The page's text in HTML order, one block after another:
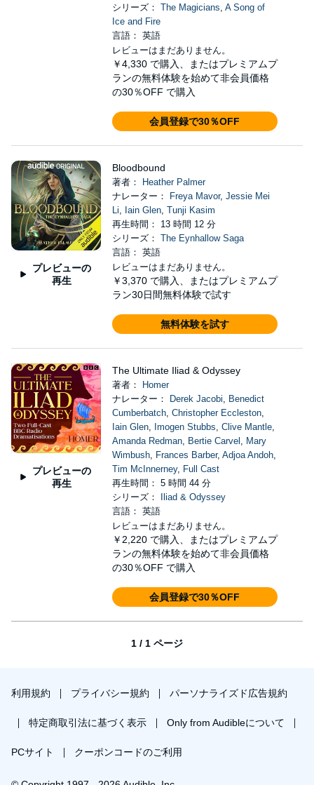
シリーズ： The Magicians, A Song of
Ice and Fire
言語： 英語
レビューはまだありません。
￥4,330 で購入、またはプレミアムプ
ランの無料体験を始めて非会員価格
の30％OFF で購入
会員登録で30％OFF
プレビューの
再生
Bloodbound
著者：
Heather Palmer
ナレーター：
Freya Mavor, Jessie Mei
Li, Iain Glen, Tunji Kasim
再生時間： 13 時間 12 分
シリーズ： The Eynhallow Saga
言語： 英語
レビューはまだありません。
￥3,370 で購入、またはプレミアムプ
ラン30日間無料体験で試す
無料体験を試す
プレビューの
再生
The Ultimate Iliad & Odyssey
著者：
Homer
ナレーター：
Derek Jacobi, Benedict
Cumberbatch, Christopher Eccleston,
Iain Glen, Imogen Stubbs, Clive Mantle,
Amanda Redman, Bertie Carvel , Mary
Wimbush, Frances Barber, Adjoa Andoh,
Tim McInnerney, Full Cast
再生時間： 5 時間 44 分
シリーズ：
Iliad & Odyssey
言語： 英語
レビューはまだありません。
￥2,220 で購入、またはプレミアムプ
ランの無料体験を始めて非会員価格
の30％OFF で購入
会員登録で30％OFF
1 / 1 ページ
利用規約 プライバシー規約 パーソナライズド広告規約
特定商取引法に基づく表示 Only from Audibleについて
PCサイト クーポンコードのご利用